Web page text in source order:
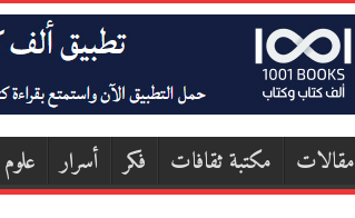
مقالات مكتبة ثقافات فكر أسرار علوم